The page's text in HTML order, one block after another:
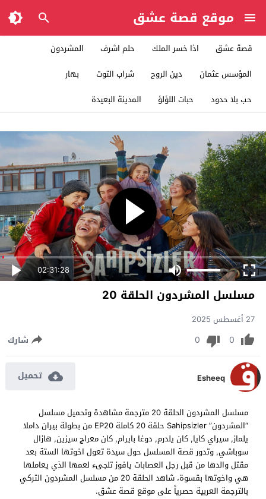
موقع قصة عشق
قصة عشق اذا خسر الملك حلم اشرف
المشردون
المؤسس عثمان
دين الروح شراب التوت
بهار
حب بلا حدود
حبات اللؤلؤ المدينة البعيدة
02:31:28
مسلسل المشردون الحلقة 20
27 أغسطس 2025
0
0 شارك
Esheeq تحميل
مسلسل المشردون الحلقة 20 مترجمة مشاهدة وتحميل مسلسل
“المشردون” Sahipsizler حلقة 20 كاملة EP20 من بطولة بيران داملا
يلماز, سيراي كايا, كان يلدرم, دوغا بايرام, كان معراج سيزين, هازال
سوباشي, وتدور قصة المسلسل حول سيدة تعول اخوتها الستة بعد
مقتل والدها من قبل رجل العصابات يافوز تلجىء لعمها الذي يعاملها
هي واخوتها بقسوة، شاهد الحلقة 20 من مسلسل المشردون التركي
بالترجمة العربية حصرياً على موقع قصة عشق.